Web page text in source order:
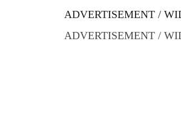
ADVERTISEMENT /
ADVERTISEMENT /